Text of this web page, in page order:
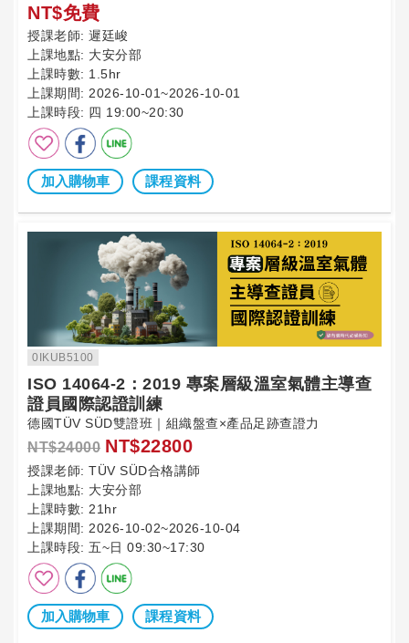
NT$免費
授課老師: 遲廷峻
上課地點: 大安分部
上課時數: 1.5hr
上課期間: 2026-10-01~2026-10-01
上課時段: 四 19:00~20:30
加入購物車 課程資料
0IKUB5100
ISO 14064-2：2019 專案層級溫室氣體主導查
證員國際認證訓練
德國TÜV SÜD雙證班｜組織盤查×產品足跡查證力
NT$24000 NT$22800
授課老師: TÜV SÜD合格講師
上課地點: 大安分部
上課時數: 21hr
上課期間: 2026-10-02~2026-10-04
上課時段: 五~日 09:30~17:30
加入購物車 課程資料